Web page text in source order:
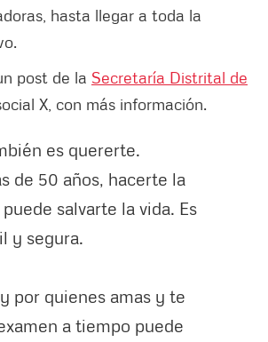
hasta llegar a toda la
post de la Secretaría Distrital de
X, con más información.
es quererte.
de 50 años, hacerte la
salvarte la vida. Es
y segura.
por quienes amas y te
a tiempo puede